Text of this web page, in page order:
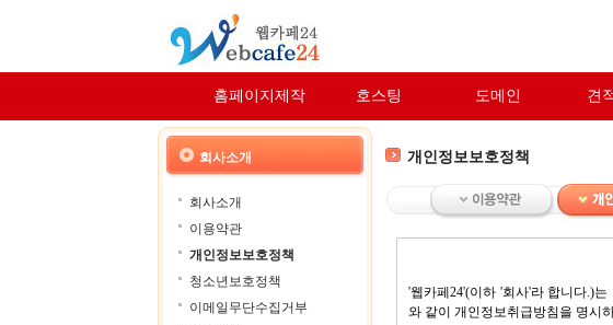
홈페이지제작 호스팅 도메인 견
회사소개
회사소개
이용약관
개인정보보호정책
청소년보호정책
이메일무단수집거부
개인정보보호정책
'웹카페24'(이하 '회사'라 합니다.)
와 같이 개인정보취급방침을 명시